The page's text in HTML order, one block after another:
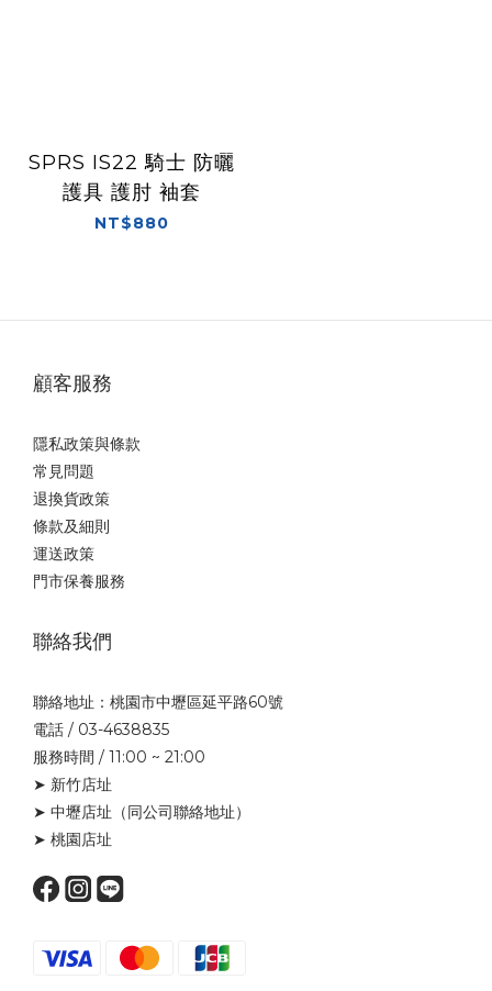
SPRS IS22 騎士 防曬
護具 護肘 袖套
NT$880
顧客服務
隱私政策與條款
常見問題
退換貨政策
條款及細則
運送政策
門市保養服務
聯絡我們
聯絡地址：桃園市中壢區延平路60號
電話 / 03-4638835
服務時間 / 11:00 ~ 21:00
➤ 新竹店址
➤ 中壢店址 （同公司聯絡地址）
➤ 桃園店址